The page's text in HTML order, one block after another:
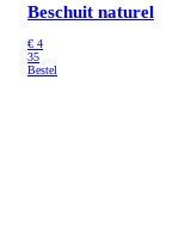
Beschuit naturel
€ 4
35
Bestel